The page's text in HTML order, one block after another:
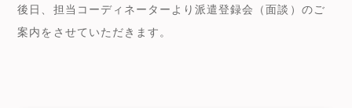
後日、担当コーディネーターより派遣登録会（面談）のご
案内をさせていただきます。